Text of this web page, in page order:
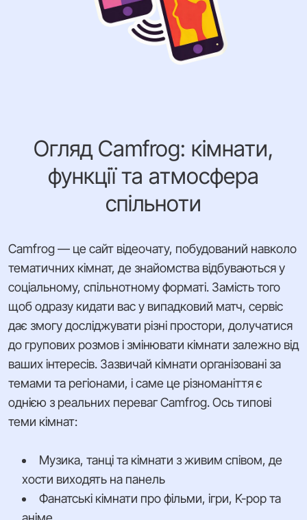
Огляд Camfrog: кімнати,
функції та атмосфера
спільноти
Camfrog — це сайт відеочату, побудований навколо
тематичних кімнат, де знайомства відбуваються у
соціальному, спільнотному форматі. Замість того
щоб одразу кидати вас у випадковий матч, сервіс
дає змогу досліджувати різні простори, долучатися
до групових розмов і змінювати кімнати залежно від
ваших інтересів. Зазвичай кімнати організовані за
темами та регіонами, і саме це різноманіття є
однією з реальних переваг Camfrog. Ось типові
теми кімнат:
Музика, танці та кімнати з живим співом, де
хости виходять на панель
Фанатські кімнати про фільми, ігри, K-pop та